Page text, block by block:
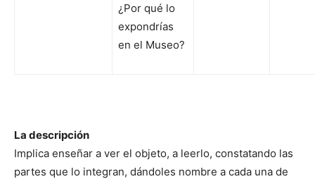
¿Por qué lo
expondrías
en el Museo?
La descripción
Implica enseñar a ver el objeto, a leerlo, constatando las
partes que lo integran, dándoles nombre a cada una de